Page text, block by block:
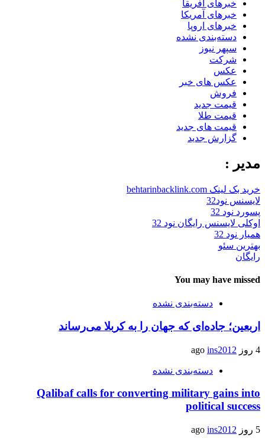
خبرهای آفریقا
خبرهای آمریکا
خبرهای اروپا
دسته‌بندی نشده
سپهر نیوز
شرکت
عکس
عکس های خبر
فروش
قیمت جدید
قیمت طلا
قیمت های جدید
گزارش جدید
مدیر :
خرید بک لینک behtarinbacklink.com
لایسنس نود32
پسورد نود 32
اوکلی لایسنس رایگان نود 32
همیار نود 32
بهترین سئو
رایگان
You may have missed
دسته‌بندی نشده
اربعین؛ جاده‌ای که جهان را به کربلا می‌رساند
4 روز ago ins2012
دسته‌بندی نشده
Qalibaf calls for converting military gains into
political success
5 روز ago ins2012